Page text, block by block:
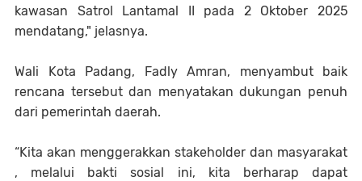
kawasan Satrol Lantamal II pada 2 Oktober 2025
mendatang," jelasnya.
Wali Kota Padang, Fadly Amran, menyambut baik
rencana tersebut dan menyatakan dukungan penuh
dari pemerintah daerah.
“Kita akan menggerakkan stakeholder dan masyarakat
, melalui bakti sosial ini, kita berharap dapat